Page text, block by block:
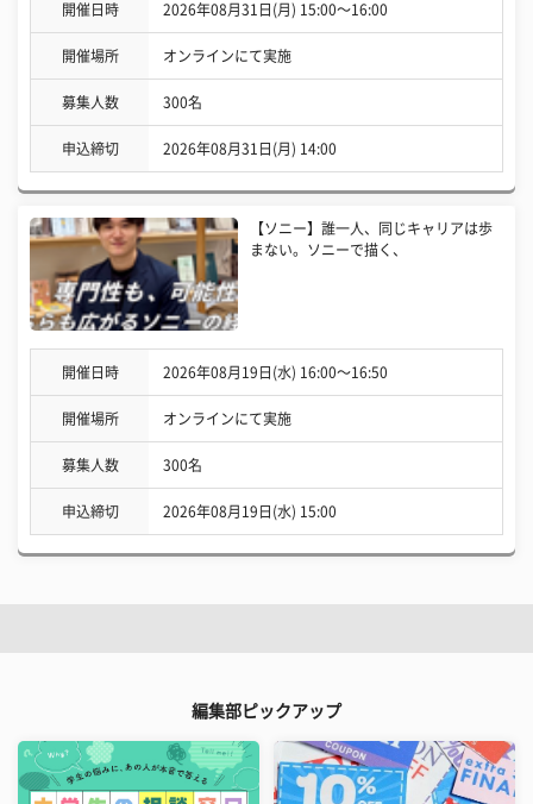
開催日時 2026年08月31日(月) 15:00〜16:00
開催場所 オンラインにて実施
募集人数 300名
申込締切 2026年08月31日(月) 14:00
【ソニー】誰一人、同じキャリアは歩
まない。ソニーで描く、
開催日時 2026年08月19日(水) 16:00〜16:50
開催場所 オンラインにて実施
募集人数 300名
申込締切 2026年08月19日(水) 15:00
編集部ピックアップ